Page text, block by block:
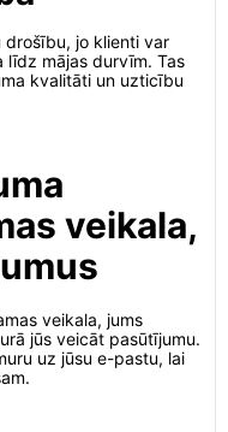
drošību, jo klienti var
līdz mājas durvīm. Tas
kvalitāti un uzticību
veikala,
veikala, jums
jūs veicāt pasūtījumu.
uz jūsu e-pastu, lai